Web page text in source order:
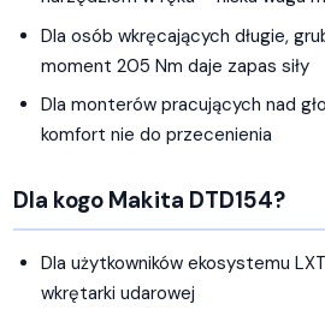
Dla osób wkręcających długie,
moment 205 Nm daje zapas siły
Dla monterów pracujących nad
komfort nie do przecenienia
Dla kogo Makita DTD154?
Dla użytkowników ekosystemu
wkrętarki udarowej